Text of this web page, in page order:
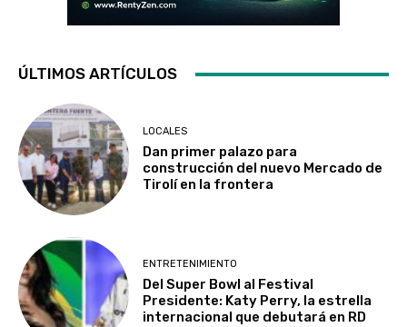
ÚLTIMOS ARTÍCULOS
LOCALES
Dan primer palazo para
construcción del nuevo Mercado de
Tirolí en la frontera
ENTRETENIMIENTO
Del Super Bowl al Festival
Presidente: Katy Perry, la estrella
internacional que debutará en RD